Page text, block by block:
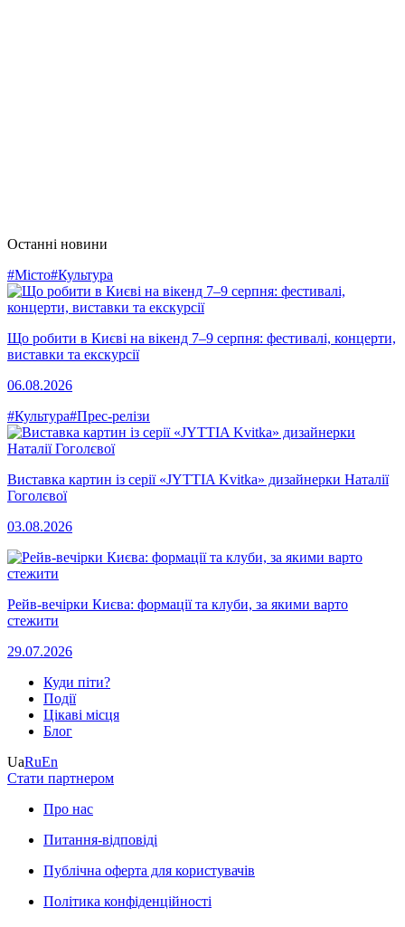
Останні новини
#Місто#Культура
Що робити в Києві на вікенд 7–9 серпня: фестивалі, концерти,
виставки та екскурсії
06.08.2026
#Культура#Прес-релізи
Виставка картин із серії «JYTTIA Kvitka» дизайнерки Наталії
Гоголєвої
03.08.2026
Рейв-вечірки Києва: формації та клуби, за якими варто
стежити
29.07.2026
Куди піти?
Події
Цікаві місця
Блог
UaRuEn
Стати партнером
Про нас
Питання-відповіді
Публічна оферта для користувачів
Політика конфіденційності